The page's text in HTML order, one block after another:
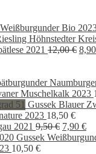
Bio
Höhnstedter
2021 12,00€ 8,90
Muschelkalk 2023
Gussek Blauer
2023 18,50 €
2021 9,50€
Preis
7,90 €
Gussek
10,50 €